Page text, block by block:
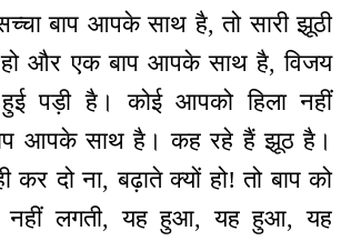
बाप आपके साथ है, तो सारी झूठी
और एक बाप आपके साथ है, विजय
पड़ी है। कोई आपको हिला नहीं
आपके साथ है। कह रहे हैं झूठ है।
कर दो ना, बढ़ाते क्यों हो! तो बाप को
नहीं लगती, यह हुआ, यह हुआ, यह